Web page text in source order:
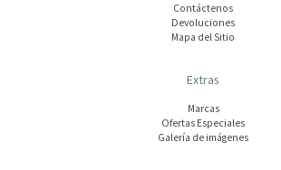
Contáctenos
Devoluciones
Mapa del Sitio
Extras
Marcas
Ofertas Especiales
Galería de imágenes